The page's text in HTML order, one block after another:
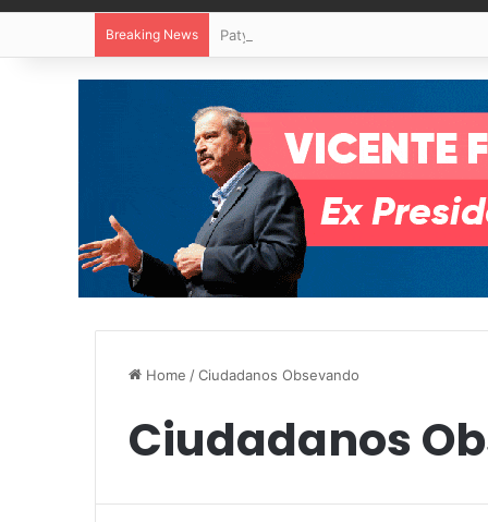
Breaking News Paty Aradillas destaca impacto del
Home /Ciudadanos Obsevando
Ciudadanos